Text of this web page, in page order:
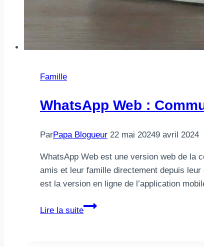
Famille
WhatsApp Web :
ParPapa Blogueur 22 mai 20249 avril 2024
WhatsApp Web est une version web de la
amis et leur famille directement depuis
est la version en ligne de l’application
Lire la suite
WhatsApp